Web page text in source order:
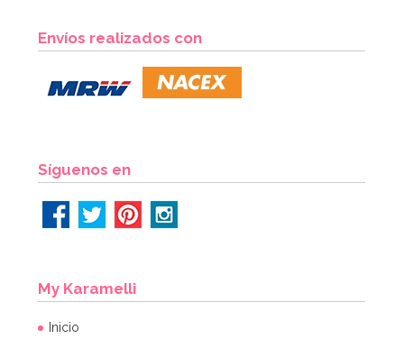
2,85€
Envíos realizados con
Síguenos en
My Karamelli
Inicio